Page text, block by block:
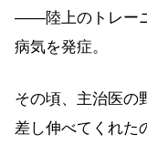
――陸上のトレー
病気を発症。
その頃、主治医の
差し伸べてくれた